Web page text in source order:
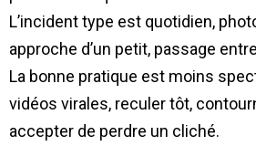
L’incident type est quotidien,
approche d’un petit, passage
La bonne pratique est moins
vidéos virales, reculer tôt,
accepter de perdre un cliché.